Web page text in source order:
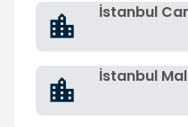
İstanbul
İstanbul